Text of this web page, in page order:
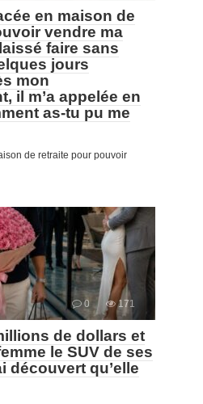
en maison de
vendre ma
faire sans
jours
mon
il m’a appelée en
as-tu pu me
de retraite pour pouvoir
0 171
de dollars et
le SUV de ses
découvert qu’elle